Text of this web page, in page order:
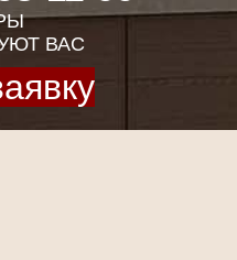
ВАС